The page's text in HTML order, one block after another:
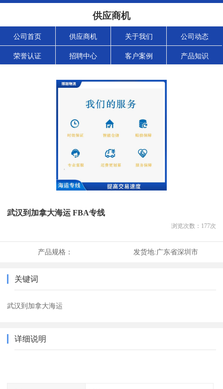
供应商机
公司首页 供应商机 关于我们 公司动态
荣誉认证 招聘中心 客户案例 产品知识
武汉到加拿大海运 FBA专线
浏览次数： 177次
产品规格： 发货地:广东省深圳市
关键词
武汉到加拿大海运
详细说明